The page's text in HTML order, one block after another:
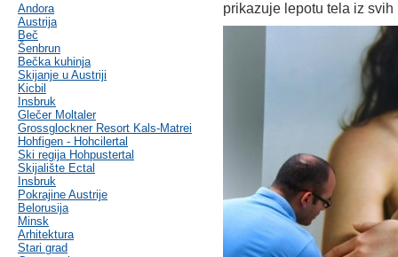
Andora
Austrija
Beč
Šenbrun
Bečka kuhinja
Skijanje u Austriji
Kicbil
Insbruk
Glečer Moltaler
Grossglockner Resort Kals-Matrei
Hohfigen - Hohcilertal
Ski regija Hohpustertal
Skijalište Ectal
Insbruk
Pokrajine Austrije
Belorusija
Minsk
Arhitektura
Stari grad
prikazuje lepotu tela iz svih